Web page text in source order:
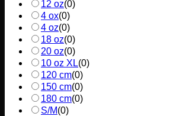
12 oz(0)
4 ox(0)
4 oz(0)
18 oz(0)
20 oz(0)
10 oz XL(0)
120 cm(0)
150 cm(0)
180 cm(0)
S/M(0)